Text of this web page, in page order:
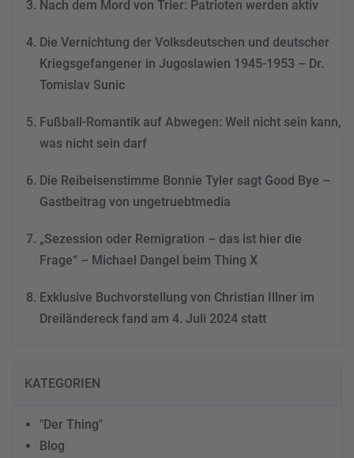
Consent Management
&
Nach dem Mord von Trier: Patrioten werden aktiv
Die Vernichtung der Volksdeutschen und deutscher
Kriegsgefangener in Jugoslawien 1945-1953 – Dr.
Tomislav Sunic
Fußball-Romantik auf Abwegen: Weil nicht sein kann,
was nicht sein darf
Die Reibeisenstimme Bonnie Tyler sagt Good Bye –
Gastbeitrag von ungetruebtmedia
„Sezession oder Remigration – das ist hier die
Frage“ – Michael Dangel beim Thing X
Exklusive Buchvorstellung von Christian Illner im
Dreiländereck fand am 4. Juli 2024 statt
KATEGORIEN
"Der Thing"
Blog